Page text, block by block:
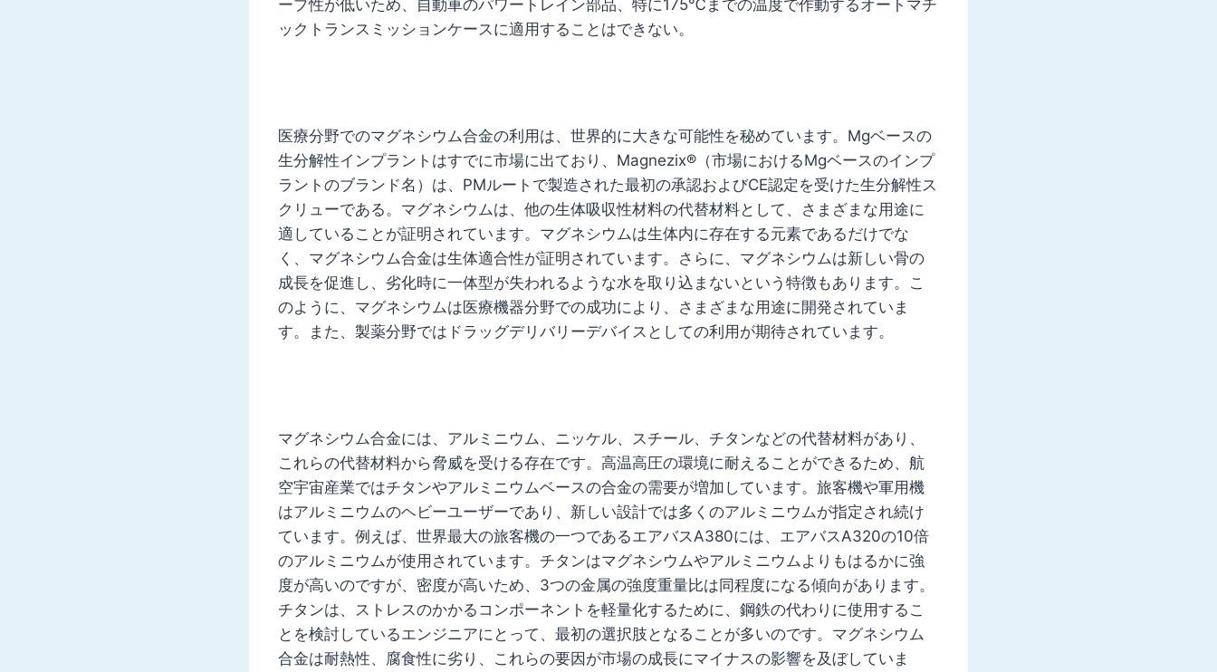
ープ性が低いため、自動車のパワートレイン部品、特に175℃までの温度で作動するオートマチ
ックトランスミッションケースに適用することはできない。
医療分野でのマグネシウム合金の利用は、世界的に大きな可能性を秘めています。Mgベースの
生分解性インプラントはすでに市場に出ており、Magnezix®（市場におけるMgベースのインプ
ラントのブランド名）は、PMルートで製造された最初の承認およびCE認定を受けた生分解性ス
クリューである。マグネシウムは、他の生体吸収性材料の代替材料として、さまざまな用途に
適していることが証明されています。マグネシウムは生体内に存在する元素であるだけでな
く、マグネシウム合金は生体適合性が証明されています。さらに、マグネシウムは新しい骨の
成長を促進し、劣化時に一体型が失われるような水を取り込まないという特徴もあります。こ
のように、マグネシウムは医療機器分野での成功により、さまざまな用途に開発されていま
す。また、製薬分野ではドラッグデリバリーデバイスとしての利用が期待されています。
マグネシウム合金には、アルミニウム、ニッケル、スチール、チタンなどの代替材料があり、
これらの代替材料から脅威を受ける存在です。高温高圧の環境に耐えることができるため、航
空宇宙産業ではチタンやアルミニウムベースの合金の需要が増加しています。旅客機や軍用機
はアルミニウムのヘビーユーザーであり、新しい設計では多くのアルミニウムが指定され続け
ています。例えば、世界最大の旅客機の一つであるエアバスA380には、エアバスA320の10倍
のアルミニウムが使用されています。チタンはマグネシウムやアルミニウムよりもはるかに強
度が高いのですが、密度が高いため、3つの金属の強度重量比は同程度になる傾向があります。
チタンは、ストレスのかかるコンポーネントを軽量化するために、鋼鉄の代わりに使用するこ
とを検討しているエンジニアにとって、最初の選択肢となることが多いのです。マグネシウム
合金は耐熱性、腐食性に劣り、これらの要因が市場の成長にマイナスの影響を及ぼしていま